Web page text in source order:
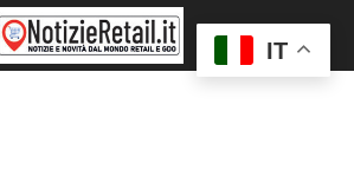
IT